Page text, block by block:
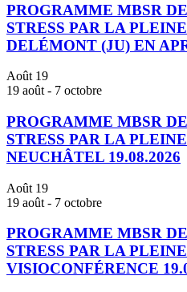
PROGRAMME MBSR
STRESS PAR LA
DELÉMONT (JU) EN
Août 19
19 août - 7 octobre
PROGRAMME MBSR
STRESS PAR LA
NEUCHÂTEL 19.08.2026
Août 19
19 août - 7 octobre
PROGRAMME MBSR
STRESS PAR LA
VISIOCONFÉRENCE